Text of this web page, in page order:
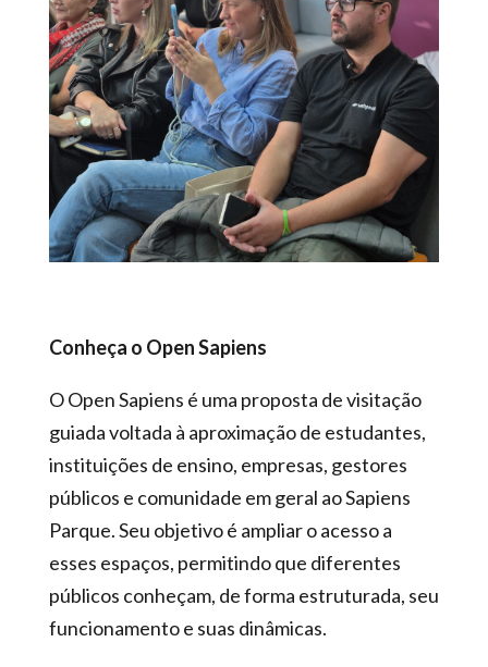
Conheça o Open Sapiens
O Open Sapiens é uma proposta de visitação
guiada voltada à aproximação de estudantes,
instituições de ensino, empresas, gestores
públicos e comunidade em geral ao Sapiens
Parque. Seu objetivo é ampliar o acesso a
esses espaços, permitindo que diferentes
públicos conheçam, de forma estruturada, seu
funcionamento e suas dinâmicas.